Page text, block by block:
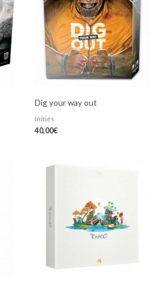
Dig your way out
Initiés
40,00€